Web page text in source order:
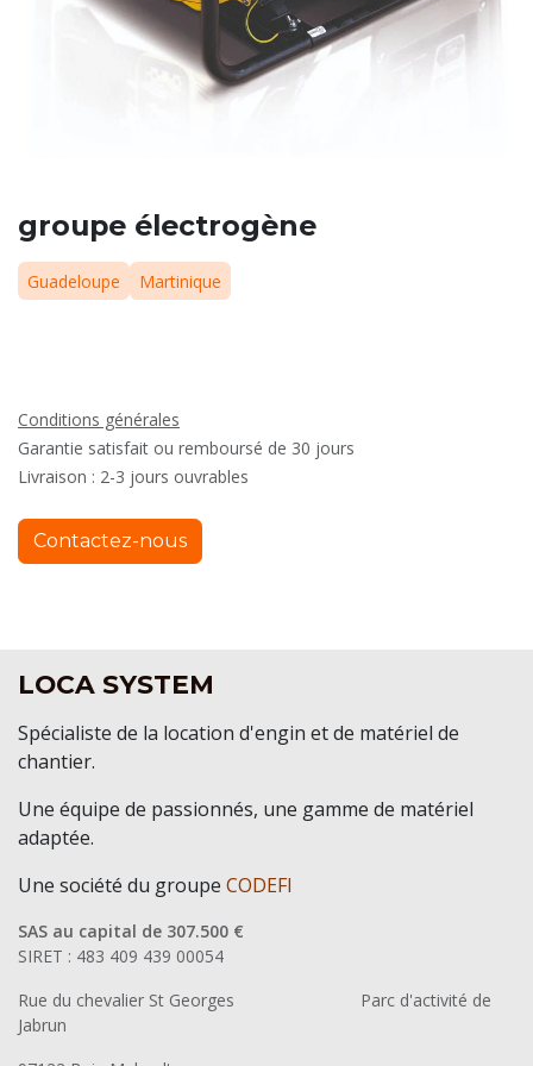
groupe électrogène
Guadeloupe Martinique
Conditions générales
Garantie satisfait ou remboursé de 30 jours
Livraison : 2-3 jours ouvrables
Contactez-nous
LOCA SYSTEM
Spécialiste de la location d'engin et de matériel de
chantier.
Une équipe de passionnés, une gamme de matériel
adaptée.
Une société du groupe CODEFI
SAS au capital de 307.500 €
SIRET : 483 409 439 00054
Rue du chevalier St Georges
​Parc d'activité de
Jabrun